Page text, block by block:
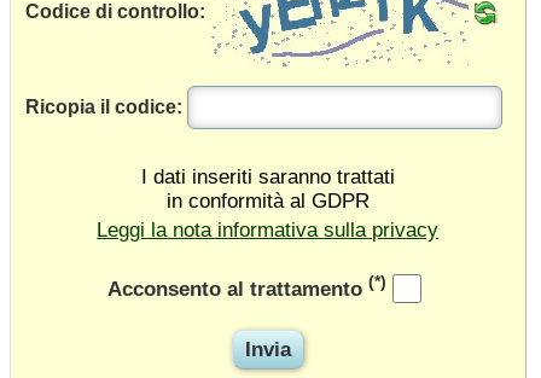
Codice di controllo:
Ricopia il codice:
I dati inseriti saranno trattati
in conformità al GDPR
Leggi la nota informativa sulla privacy
Acconsento al trattamento (*)